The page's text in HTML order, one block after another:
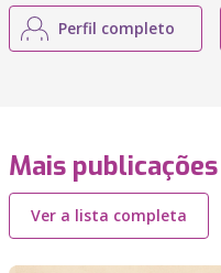
Perfil completo
Mais
Ver a lista completa